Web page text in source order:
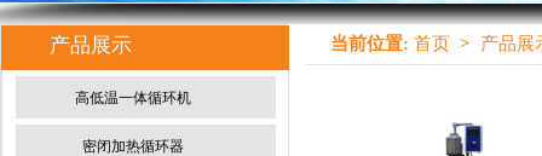
产品展示
高低温一体循环机
密闭加热循环器
当前位置: 首页 > 产品展